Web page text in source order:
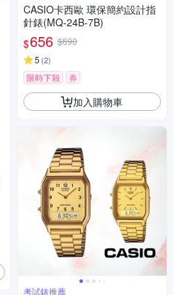
CASIO卡西歐 環保簡約設計指
針錶(MQ-24B-7B)
$656 $690
5 (2)
限時下殺 券
加入購物車
考試錶推薦